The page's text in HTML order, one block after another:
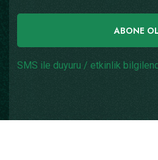
ABONE OL
SMS ile duyuru / etkinlik